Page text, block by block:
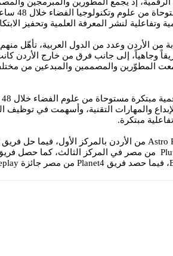
والمبدعين للعمل على ابتكار
لنشر المعرفة العلمية وتحفيز
النهائية، حيث شارك 22 فريقاً وجاهياً، إلى جانب فرق من خارج الأردن
المطوّرين والمصممين والمبدعين من
والمهارات التقنية، وأسهمت في توظيف
مبتكرة.